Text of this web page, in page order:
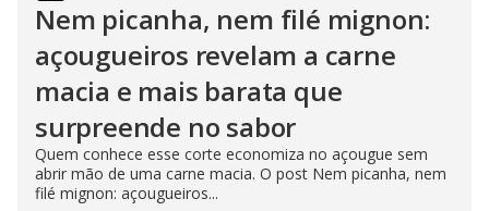
Nem picanha, nem filé mignon:
açougueiros revelam a carne
macia e mais barata que
surpreende no sabor
Quem conhece esse corte economiza no açougue sem
abrir mão de uma carne macia. O post Nem picanha, nem
filé mignon: açougueiros...